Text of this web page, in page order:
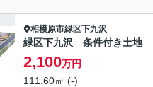
相模原市緑区下九沢
緑区下九沢 条件付き土地
2,100万円
111.60㎡ (-)